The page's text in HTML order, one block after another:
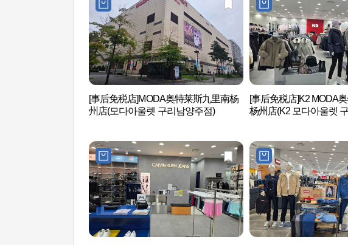
[事后免税店]MODA奥特莱斯九里南杨
州店(모다아울렛 구리남양주점)
[事后免税店]K2 MODA
杨州店(K2 모다아울렛